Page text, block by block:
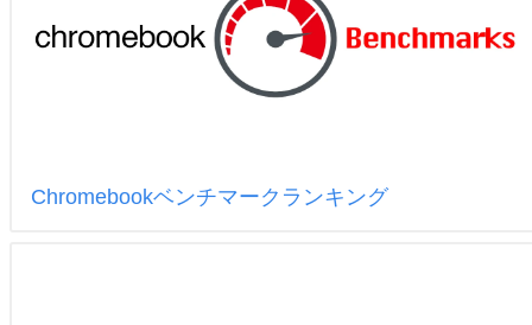
Chromebookベンチマークランキング